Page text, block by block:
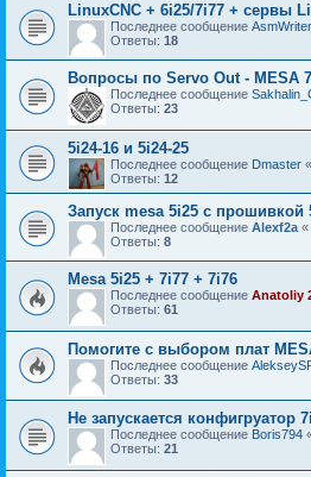
LinuxCNC + 6i25/7i77 + сервы
Последнее сообщение AsmWriter
Ответы: 18
Вопросы по Servo Out - MESA
Последнее сообщение
Ответы: 23
5i24-16 и 5i24-25
Последнее сообщение Dmaster «
Ответы: 12
Запуск mesa 5i25 с прошивкой
Последнее сообщение Alexf2a «
Ответы: 8
Mesa 5i25 + 7i77 + 7i76
Последнее сообщение Anatoliy
Ответы: 61
Помогите с выбором плат
Последнее сообщение
Ответы: 33
Не запускается конфигруатор
Последнее сообщение Boris794
Ответы: 21